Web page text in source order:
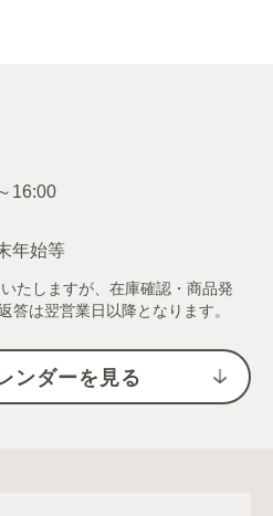
年始等
たしますが、在庫確認・商品発
答は翌営業日以降となります。
ンダーを見る